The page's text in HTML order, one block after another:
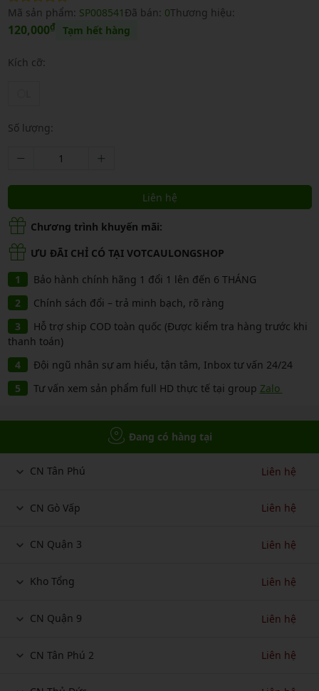
Mã sản phẩm: SP008541 Đã bán: 0Thương hiệu:
120,000₫ Tạm hết hàng
Kích cỡ:
Số lượng:
Liên hệ
Chương trình khuyến mãi:
ƯU ĐÃI CHỈ CÓ TẠI VOTCAULONGSHOP
Bảo hành chính hãng 1 đổi 1 lên đến 6 THÁNG
Chính sách đổi – trả minh bạch, rõ ràng
Hỗ trợ ship COD toàn quốc (Được kiểm tra hàng trước khi
thanh toán)
Đội ngũ nhân sự am hiểu, tận tâm, Inbox tư vấn 24/24
Tư vấn xem sản phẩm full HD thực tế tại group Zalo
Đang có hàng tại
CN Tân Phú Liên hệ
CN Gò Vấp Liên hệ
CN Quận 3 Liên hệ
Kho Tổng Liên hệ
CN Quận 9 Liên hệ
CN Tân Phú 2 Liên hệ